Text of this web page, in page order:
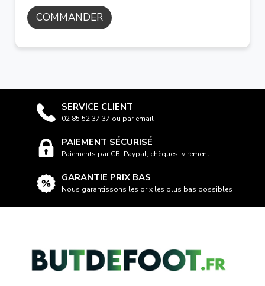
COMMANDER
SERVICE CLIENT
02 85 52 37 37 ou par email
PAIEMENT SÉCURISÉ
Paiements par CB, Paypal, chèques, virement...
GARANTIE PRIX BAS
Nous garantissons les prix les plus bas possibles